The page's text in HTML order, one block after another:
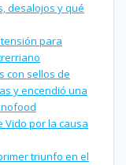
desalojos y qué
para
con sellos de
y encendió una
Vido por la causa
triunfo en el